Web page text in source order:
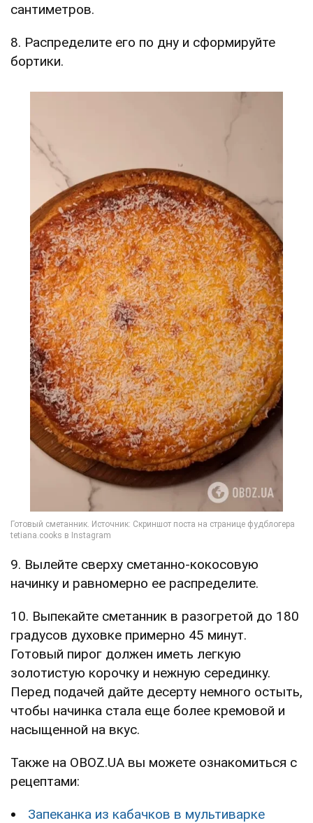
сантиметров.
8. Распределите его по дну и сформируйте
бортики.
9. Вылейте сверху сметанно-кокосовую
начинку и равномерно ее распределите.
10. Выпекайте сметанник в разогретой до 180
градусов духовке примерно 45 минут.
Готовый пирог должен иметь легкую
золотистую корочку и нежную серединку.
Перед подачей дайте десерту немного остыть,
чтобы начинка стала еще более кремовой и
насыщенной на вкус.
Также на OBOZ.UA вы можете ознакомиться с
рецептами:
Запеканка из кабачков в мультиварке